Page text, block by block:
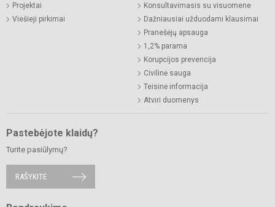
Projektai
Viešieji pirkimai
Konsultavimasis su visuomene
Dažniausiai užduodami klausimai
Pranešėjų apsauga
1,2% parama
Korupcijos prevencija
Civilinė sauga
Teisinė informacija
Atviri duomenys
Pastebėjote klaidų?
Turite pasiūlymų?
RAŠYKITE